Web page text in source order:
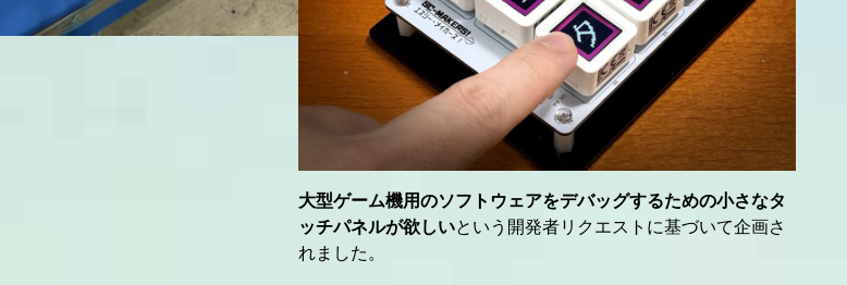
大型ゲーム機用のソフトウェアをデバッグするための小さなタ
ッチパネルが欲しいという開発者リクエストに基づいて企画さ
れました。